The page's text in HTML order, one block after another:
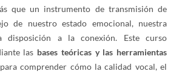
que un instrumento de transmisión de
de nuestro estado emocional, nuestra
disposición a la conexión. Este curso
las bases teóricas y las herramientas
comprender cómo la calidad vocal, el